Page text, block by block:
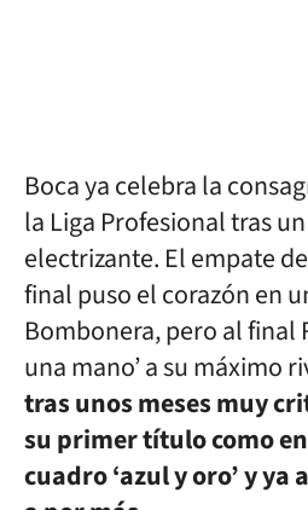
Boca ya celebra la
la Liga Profesional tras
electrizante. El empate
final puso el corazón en
Bombonera, pero al final
una mano’ a su máximo
tras unos meses muy
su primer título como
cuadro ‘azul y oro’ y ya